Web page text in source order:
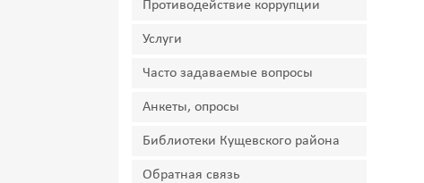
Противодействие коррупции
Услуги
Часто задаваемые вопросы
Анкеты, опросы
Библиотеки Кущевского района
Обратная связь